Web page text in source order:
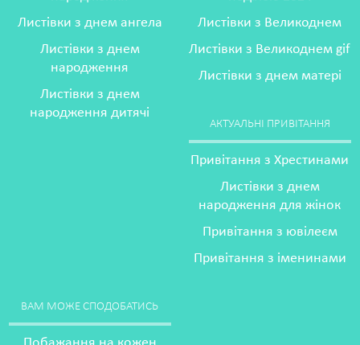
Листівки з днем ангела
Листівки з днем
народження
Листівки з днем
народження дитячі
Листівки з Великоднем
Листівки з Великоднем gif
Листівки з днем матері
АКТУАЛЬНІ ПРИВІТАННЯ
Привітання з Хрестинами
Листівки з днем
народження для жінок
Привітання з ювілеєм
Привітання з іменинами
ВАМ МОЖЕ СПОДОБАТИСЬ